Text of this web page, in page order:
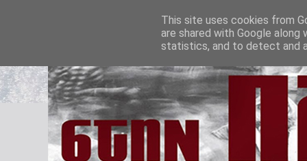
This site uses cookies from
are shared with Google
statistics, and to detect and